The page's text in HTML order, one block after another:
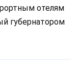
отелям
губернатором